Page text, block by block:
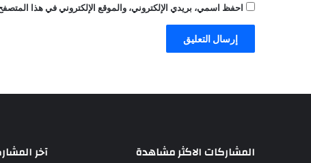
احفظ اسمي، بريدي الإلكتروني، والموقع الإلكتروني في هذا
المشاركات الاكثر مشاهدة آخر